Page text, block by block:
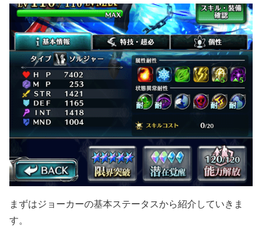
まずはジョーカーの基本ステータスから紹介していきま
す。